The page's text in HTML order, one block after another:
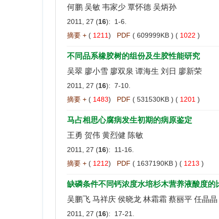
何鹏 吴敏 韦家少 覃怀德 吴炳孙
2011, 27 (16): 1-6.
摘要 + ( 1211) PDF ( 609999KB ) ( 1022 )
不同品系橡胶树的组份及生胶性能研究
吴翠 廖小雪 廖双泉 谭海生 刘日 廖新荣
2011, 27 (16): 7-10.
摘要 + ( 1483) PDF ( 531530KB ) ( 1201 )
马占相思心腐病发生初期的病原鉴定
王勇 贺伟 黄烈健 陈敏
2011, 27 (16): 11-16.
摘要 + ( 1212) PDF ( 1637190KB ) ( 1213 )
缺磷条件不同钙浓度水培杉木营养液酸度的
吴鹏飞 马祥庆 侯晓龙 林霜霜 蔡丽平 任晶晶
2011, 27 (16): 17-21.